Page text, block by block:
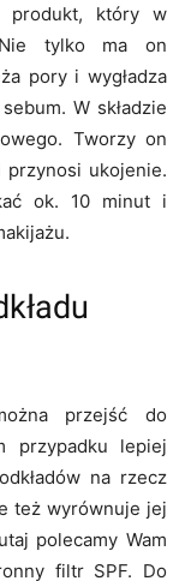
produkt, który w
Nie tylko ma on
pory i wygładza
W składzie
Tworzy on
ukojenie.
ok. 10 minut i
przejść do
przypadku lepiej
na rzecz
też wyrównuje jej
polecamy Wam
filtr SPF. Do